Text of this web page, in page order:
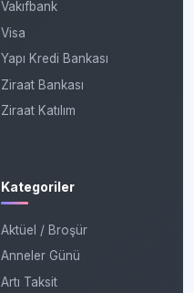
Vakıfbank
Visa
Yapı Kredi Bankası
Ziraat Bankası
Ziraat Katılım
Kategoriler
Aktüel / Broşür
Anneler Günü
Artı Taksit